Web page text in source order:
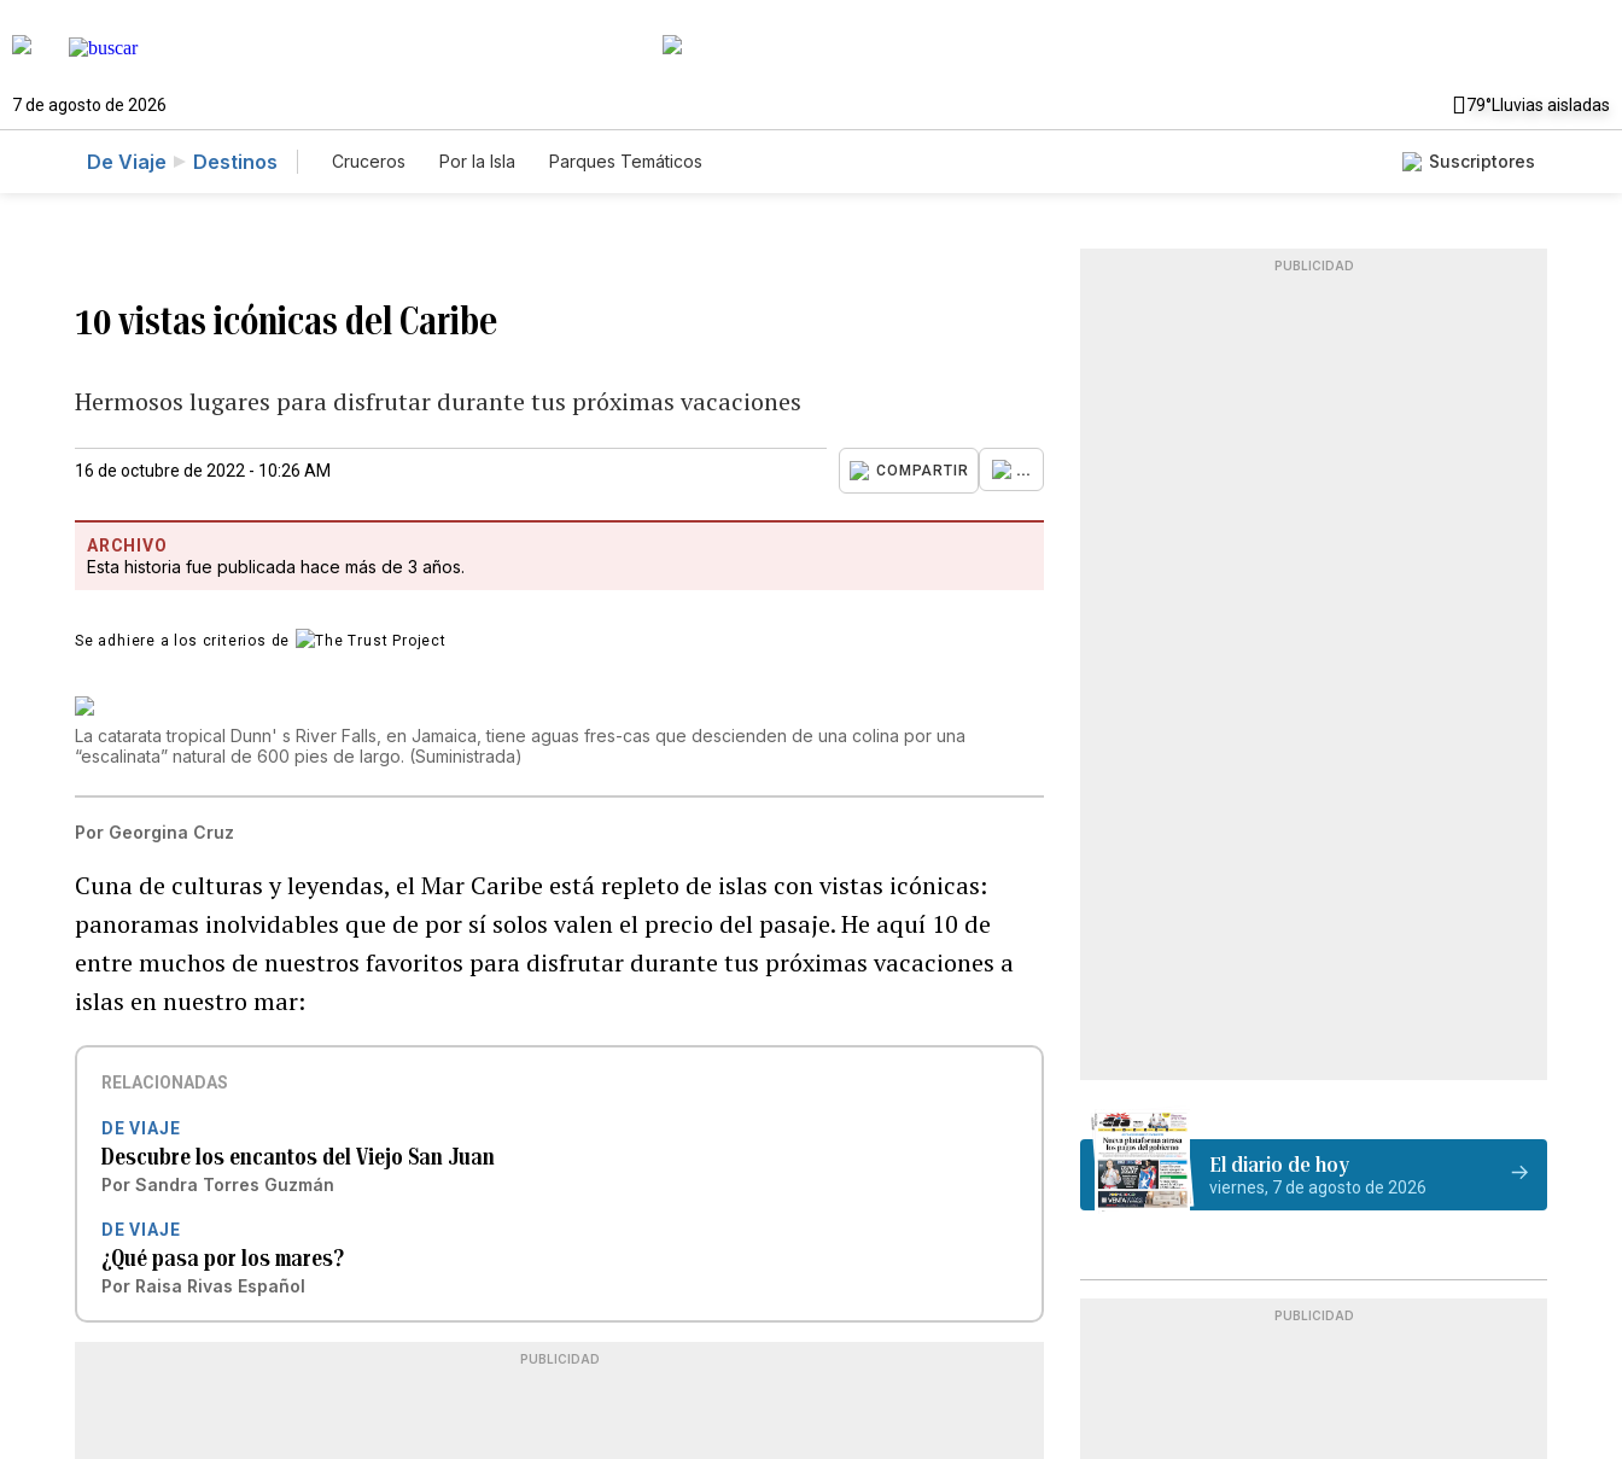
7 de agosto de 2026 79°Lluvias aisladas
De Viaje Destinos Cruceros Por la Isla Parques Temáticos Suscriptores
10 vistas icónicas del Caribe
Hermosos lugares para disfrutar durante tus próximas vacaciones
16 de octubre de 2022 - 10:26 AM COMPARTIR ...
ARCHIVO
Esta historia fue publicada hace más de 3 años.
Se adhiere a los criterios de
La catarata tropical Dunn' s River Falls, en Jamaica, tiene aguas fres-cas que descienden de una colina por una
“escalinata” natural de 600 pies de largo. (Suministrada)
Por Georgina Cruz
Cuna de culturas y leyendas, el Mar Caribe está repleto de islas con vistas icónicas:
panoramas inolvidables que de por sí solos valen el precio del pasaje. He aquí 10 de
entre muchos de nuestros favoritos para disfrutar durante tus próximas vacaciones a
islas en nuestro mar:
RELACIONADAS
DE VIAJE
Descubre los encantos del Viejo San Juan
Por Sandra Torres Guzmán
DE VIAJE
¿Qué pasa por los mares?
Por Raisa Rivas Español
PUBLICIDAD
PUBLICIDAD
El diario de hoy
viernes, 7 de agosto de 2026
PUBLICIDAD